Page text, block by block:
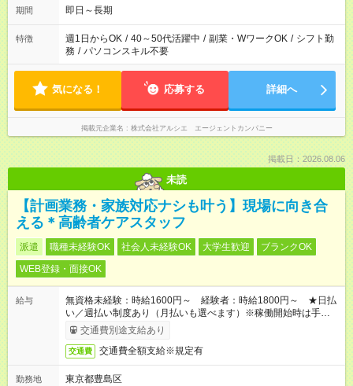
期間 即日～長期
特徴 週1日からOK / 40～50代活躍中 / 副業・WワークOK / シフト勤
務 / パソコンスキル不要
気になる！ 応募する 詳細へ
掲載元企業名 株式会社アルシエ エージェントカンパニー
掲載日：2026.08.06
未読
【計画業務・家族対応ナシも叶う】現場に向き合
える＊高齢者ケアスタッフ
派遣 職種未経験OK 社会人未経験OK 大学生歓迎
ブランクOK
WEB登録・面接OK
給与
無資格未経験：時給1600円～ 経験者：時給1800円～ ★日払
い／週払い制度あり（月払いも選べます）※稼働開始時は手続き
完了次第のお支払いとなります。
交通費別途支給あり
交通費 交通費全額支給※規定有
勤務地 東京都豊島区